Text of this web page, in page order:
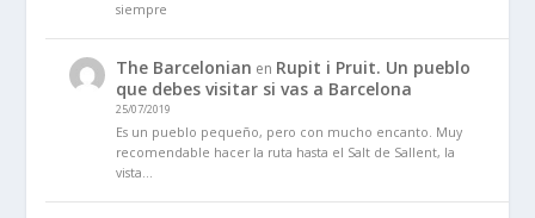
siempre
The Barcelonian en Rupit i Pruit. Un pueblo
que debes visitar si vas a Barcelona
25/07/2019
Es un pueblo pequeño, pero con mucho encanto. Muy
recomendable hacer la ruta hasta el Salt de Sallent, la
vista…